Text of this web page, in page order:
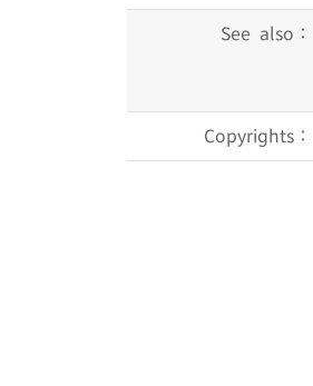
See also：
Copyrights：